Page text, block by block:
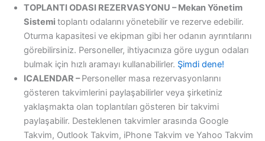
TOPLANTI ODASI REZERVASYONU – Mekan Yönetim
Sistemi toplantı odalarını yönetebilir ve rezerve edebilir.
Oturma kapasitesi ve ekipman gibi her odanın ayrıntılarını
görebilirsiniz. Personeller, ihtiyacınıza göre uygun odaları
bulmak için hızlı aramayı kullanabilirler. Şimdi dene!
ICALENDAR –Personeller masa rezervasyonlarını
gösteren takvimlerini paylaşabilirler veya şirketiniz
yaklaşmakta olan toplantıları gösteren bir takvimi
paylaşabilir. Desteklenen takvimler arasında Google
Takvim, Outlook Takvim, iPhone Takvim ve Yahoo Takvim